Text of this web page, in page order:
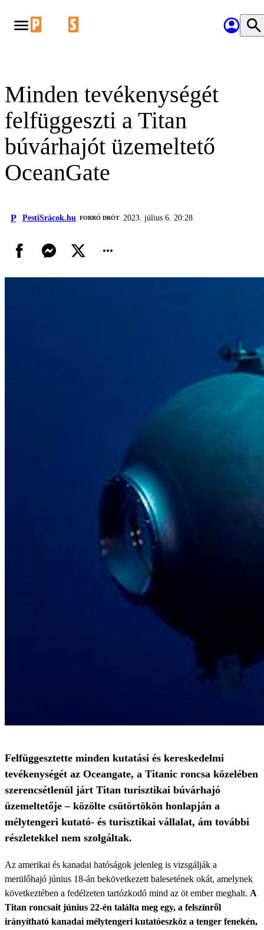
Minden tevékenységét
felfüggeszti a Titan
búvárhajót üzemeltető
OceanGate
P PestiSrácok.hu FORRÓ DRÓT 2023. július 6. 20:28
Felfüggesztette minden kutatási és kereskedelmi
tevékenységét az Oceangate, a Titanic roncsa közelében
szerencsétlenül járt Titan turisztikai búvárhajó
üzemeltetője – közölte csütörtökön honlapján a
mélytengeri kutató- és turisztikai vállalat, ám további
részletekkel nem szolgáltak.
Az amerikai és kanadai hatóságok jelenleg is vizsgálják a
merülőhajó június 18-án bekövetkezett balesetének okát, amelynek
következtében a fedélzeten tartózkodó mind az öt ember meghalt. A
Titan roncsait június 22-én találta meg egy, a felszínről
irányítható kanadai mélytengeri kutatóeszköz a tenger fenekén,